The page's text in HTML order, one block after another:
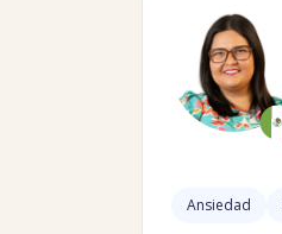
Ansiedad